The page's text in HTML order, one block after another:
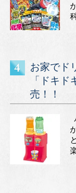
お家でド
「ドキ
売！！